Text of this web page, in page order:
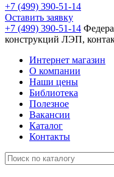
+7 (499) 390-51-14
Оставить заявку
+7 (499) 390-51-14
конструкций ЛЭП,
Интернет магазин
О компании
Наши цены
Библиотека
Полезное
Вакансии
Каталог
Контакты